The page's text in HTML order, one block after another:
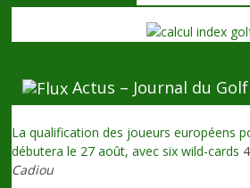
Actus – Journal du Golf
La qualification des joueurs européens
débutera le 27 août, avec six wild-cards
Cadiou